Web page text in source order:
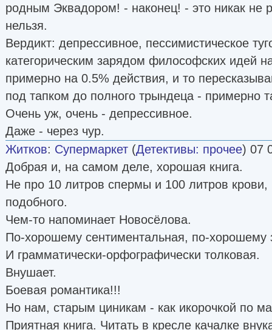
родным Эквадором! - наконец! - это никак не
нельзя.
Вердикт: депрессивное, пессимистическое
категорическим зарядом философских идей
примерно на 0.5% действия, и то
под тапком до полного трындеца - примерно
Очень уж, очень - депрессивное.
Даже - через чур.
Житков: Супермаркет (Детективы: прочее) 07
Добрая и, на самом деле, хорошая книга.
Не про 10 литров спермы и 100 литров крови,
подобного.
Чем-то напоминает Новосёлова.
По-хорошему сентиментальная, по-хорошему
И грамматически-орфографически толковая.
Внушает.
Боевая романтика!!!
Но нам, старым циникам - как икорочкой по
Приятная книга. Читать в кресле качалке